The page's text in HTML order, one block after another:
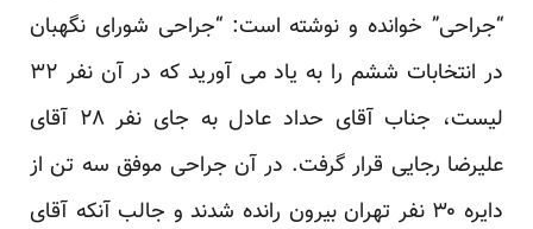
“جراحی” خوانده و نوشته است: “جراحی شورای نگهبان
در انتخابات ششم را به یاد می آورید که در آن نفر ۳۲
لیست، جناب آقای حداد عادل به جای نفر ۲۸ آقای
علیرضا رجایی قرار گرفت. در آن جراحی موفق سه تن از
دایره ۳۰ نفر تهران بیرون رانده شدند و جالب آنکه آقای